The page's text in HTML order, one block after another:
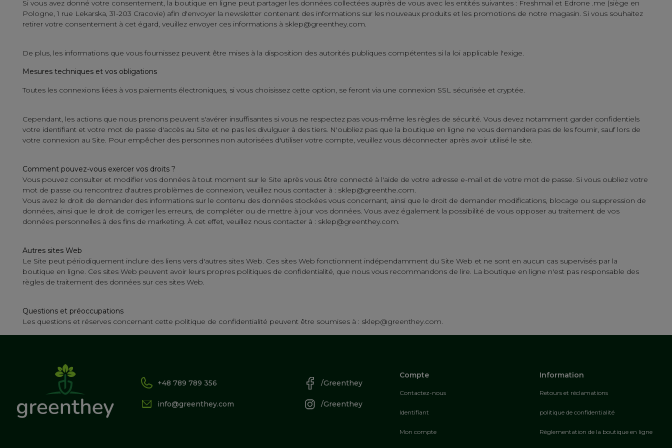
Si vous avez donné votre consentement, la boutique en ligne peut partager les données collectées auprès de vous avec les entités suivantes : Freshmail et Edrone .me (siège en
Pologne, 1 rue Lekarska, 31-203 Cracovie) afin d'envoyer la newsletter contenant des informations sur les nouveaux produits et les promotions de notre magasin. Si vous souhaitez
retirer votre consentement à cet égard, veuillez envoyer ces informations à sklep@greenthey.com.
De plus, les informations que vous fournissez peuvent être mises à la disposition des autorités publiques compétentes si la loi applicable l'exige.
Mesures techniques et vos obligations
Toutes les connexions liées à vos paiements électroniques, si vous choisissez cette option, se feront via une connexion SSL sécurisée et cryptée.
Cependant, les actions que nous prenons peuvent s'avérer insuffisantes si vous ne respectez pas vous-même les règles de sécurité. Vous devez notamment garder confidentiels
votre identifiant et votre mot de passe d'accès au Site et ne pas les divulguer à des tiers. N'oubliez pas que la boutique en ligne ne vous demandera pas de les fournir, sauf lors de
votre connexion au Site. Pour empêcher des personnes non autorisées d'utiliser votre compte, veuillez vous déconnecter après avoir utilisé le site.
Comment pouvez-vous exercer vos droits ?
Vous pouvez consulter et modifier vos données à tout moment sur le Site après vous être connecté à l'aide de votre adresse e-mail et de votre mot de passe. Si vous oubliez votre
mot de passe ou rencontrez d'autres problèmes de connexion, veuillez nous contacter à : sklep@greenthe.com.
Vous avez le droit de demander des informations sur le contenu des données stockées vous concernant, ainsi que le droit de demander modifications, blocage ou suppression de
données, ainsi que le droit de corriger les erreurs, de compléter ou de mettre à jour vos données. Vous avez également la possibilité de vous opposer au traitement de vos
données personnelles à des fins de marketing. À cet effet, veuillez nous contacter à : sklep@greenthey.com.
Autres sites Web
Le Site peut périodiquement inclure des liens vers d'autres sites Web. Ces sites Web fonctionnent indépendamment du Site Web et ne sont en aucun cas supervisés par la
boutique en ligne. Ces sites Web peuvent avoir leurs propres politiques de confidentialité, que nous vous recommandons de lire. La boutique en ligne n'est pas responsable des
règles de traitement des données sur ces sites Web.
Questions et préoccupations
Les questions et réserves concernant cette politique de confidentialité peuvent être soumises à : sklep@greenthey.com.
+48 789 789 356
info@greenthey.com
/Greenthey
/Greenthey
Compte
Contactez-nous
Identifiant
Mon compte
Information
Retours et réclamations
politique de confidentialité
Règlementation de la boutique en ligne